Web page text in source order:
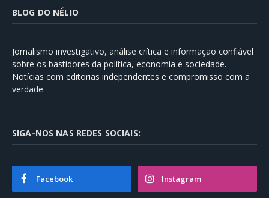
BLOG DO NÉLIO
Jornalismo investigativo, análise crítica e informação confiável
sobre os bastidores da política, economia e sociedade.
Notícias com editorias independentes e compromisso com a
verdade.
SIGA-NOS NAS REDES SOCIAIS:
Facebook Instagram